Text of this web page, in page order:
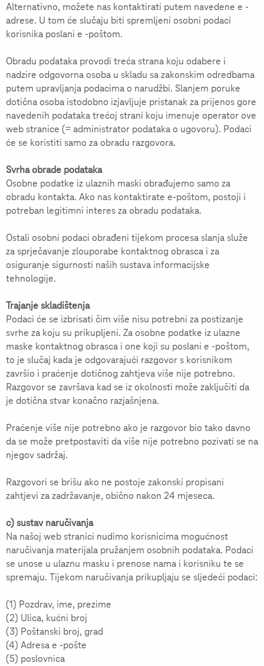
Alternativno, možete nas kontaktirati putem navedene e -
adrese. U tom će slučaju biti spremljeni osobni podaci
korisnika poslani e -poštom.
Obradu podataka provodi treća strana koju odabere i
nadzire odgovorna osoba u skladu sa zakonskim odredbama
putem upravljanja podacima o narudžbi. Slanjem poruke
dotična osoba istodobno izjavljuje pristanak za prijenos gore
navedenih podataka trećoj strani koju imenuje operator ove
web stranice (= administrator podataka o ugovoru). Podaci
će se koristiti samo za obradu razgovora.
Svrha obrade podataka
Osobne podatke iz ulaznih maski obrađujemo samo za
obradu kontakta. Ako nas kontaktirate e-poštom, postoji i
potreban legitimni interes za obradu podataka.
Ostali osobni podaci obrađeni tijekom procesa slanja služe
za sprječavanje zlouporabe kontaktnog obrasca i za
osiguranje sigurnosti naših sustava informacijske
tehnologije.
Trajanje skladištenja
Podaci će se izbrisati čim više nisu potrebni za postizanje
svrhe za koju su prikupljeni. Za osobne podatke iz ulazne
maske kontaktnog obrasca i one koji su poslani e -poštom,
to je slučaj kada je odgovarajući razgovor s korisnikom
završio i praćenje dotičnog zahtjeva više nije potrebno.
Razgovor se završava kad se iz okolnosti može zaključiti da
je dotična stvar konačno razjašnjena.
Praćenje više nije potrebno ako je razgovor bio tako davno
da se može pretpostaviti da više nije potrebno pozivati se na
njegov sadržaj.
Razgovori se brišu ako ne postoje zakonski propisani
zahtjevi za zadržavanje, obično nakon 24 mjeseca.
c) sustav naručivanja
Na našoj web stranici nudimo korisnicima mogućnost
naručivanja materijala pružanjem osobnih podataka. Podaci
se unose u ulaznu masku i prenose nama i korisniku te se
spremaju. Tijekom naručivanja prikupljaju se sljedeći podaci:
(1) Pozdrav, ime, prezime
(2) Ulica, kućni broj
(3) Poštanski broj, grad
(4) Adresa e -pošte
(5) poslovnica